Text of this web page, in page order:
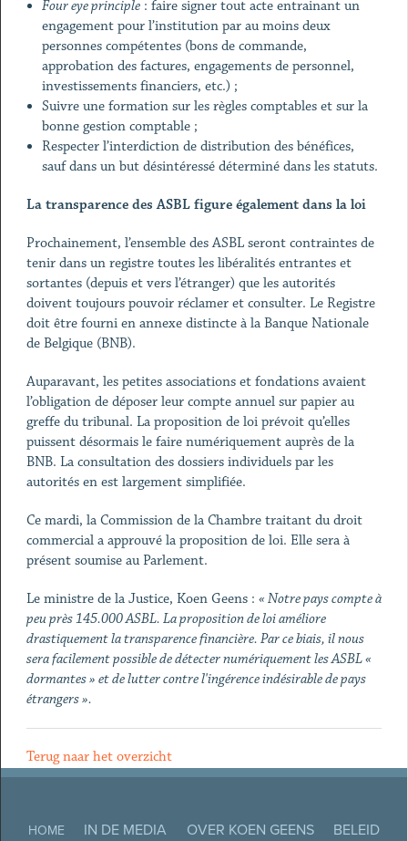
Four eye principle : faire signer tout acte entrainant un
engagement pour l’institution par au moins deux
personnes compétentes (bons de commande,
approbation des factures, engagements de personnel,
investissements financiers, etc.) ;
Suivre une formation sur les règles comptables et sur la
bonne gestion comptable ;
Respecter l’interdiction de distribution des bénéfices,
sauf dans un but désintéressé déterminé dans les statuts.
La transparence des ASBL figure également dans la loi
Prochainement, l’ensemble des ASBL seront contraintes de
tenir dans un registre toutes les libéralités entrantes et
sortantes (depuis et vers l’étranger) que les autorités
doivent toujours pouvoir réclamer et consulter. Le Registre
doit être fourni en annexe distincte à la Banque Nationale
de Belgique (BNB).
Auparavant, les petites associations et fondations avaient
l’obligation de déposer leur compte annuel sur papier au
greffe du tribunal. La proposition de loi prévoit qu’elles
puissent désormais le faire numériquement auprès de la
BNB. La consultation des dossiers individuels par les
autorités en est largement simplifiée.
Ce mardi, la Commission de la Chambre traitant du droit
commercial a approuvé la proposition de loi. Elle sera à
présent soumise au Parlement.
Le ministre de la Justice, Koen Geens : « Notre pays compte à
peu près 145.000 ASBL. La proposition de loi améliore
drastiquement la transparence financière. Par ce biais, il nous
sera facilement possible de détecter numériquement les ASBL «
dormantes » et de lutter contre l'ingérence indésirable de pays
étrangers ».
Terug naar het overzicht
HOME IN DE MEDIA OVER KOEN GEENS
BELEID